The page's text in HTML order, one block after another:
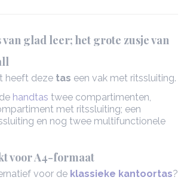
van glad leer; het grote zusje van
heeft deze tas een vak met ritssluiting.
handtas twee compartimenten,
met ritssluiting; een
en nog twee multifunctionele
voor A4-formaat
voor de klassieke kantoortas?